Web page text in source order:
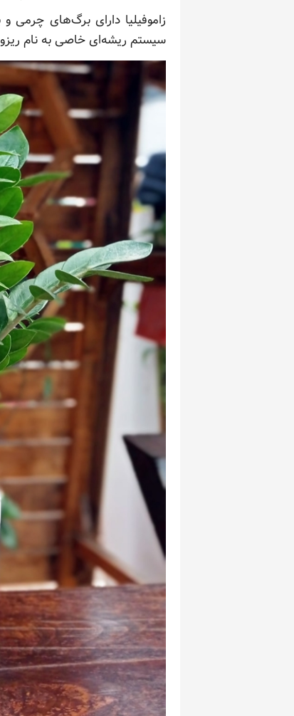
زاموفیلیا دارای برگ‌های چرمی
سیستم ریشه‌ای خاصی به نام